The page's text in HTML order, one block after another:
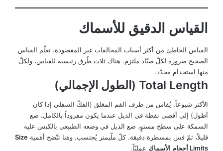
القياس الدقيق للأسماك
القياس الخاطئ من أكثر أسباب المخالفات غير المقصودة. تعلّم القياس
الصحيح ضرورة لكلّ صيّاد ملتزم. هناك ثلاث طُرق رئيسية للقياس، ولكلّ
منها استخدام محدّد.
Total Length (الطول الإجمالي)
الأكثر شيوعاً. يُقاس من طرف الفم المغلق (الفكّ السفلي إذا كان
أطول) إلى أقصى نقطة في الذيل عندما يكون مفروداً بالكامل. ضع
السمكة على سطح مستوٍ، ضع الذيل في وضعه الطبيعي بالكبس عليه
قليلاً، ثمّ قس بمسطرة دقيقة. كلّ ملّيمتر يُحتسب. وهنا تتّضح أهمية Size
Limits أحجام الأسماك
عمليّاً.